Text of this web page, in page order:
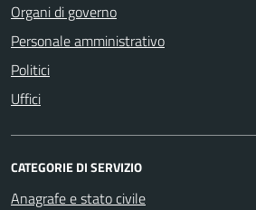
Organi di governo
Personale amministrativo
Politici
Uffici
CATEGORIE DI SERVIZIO
Anagrafe e stato civile